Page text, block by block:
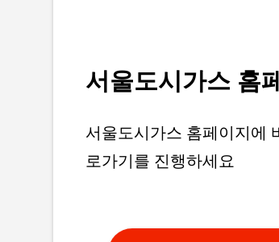
서울도시가스 홈
서울도시가스 홈페이지에
로가기를 진행하세요